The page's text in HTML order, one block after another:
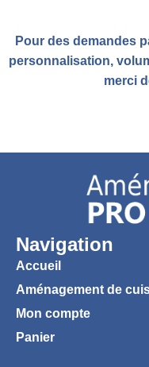
Pour des demandes
personnalisation,
merci
Navigation
Accueil
Aménagement de
Mon compte
Panier